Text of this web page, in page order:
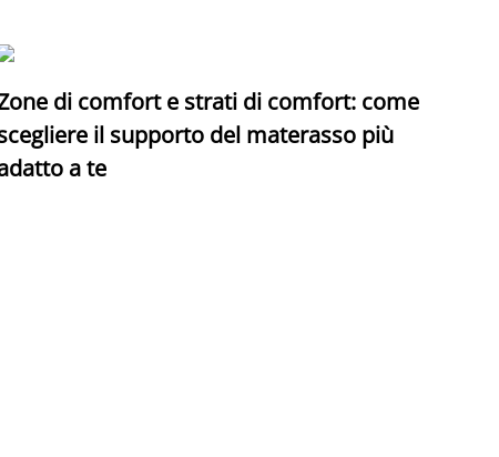
di comfort e strati di comfort: come
il supporto del materasso più
a te